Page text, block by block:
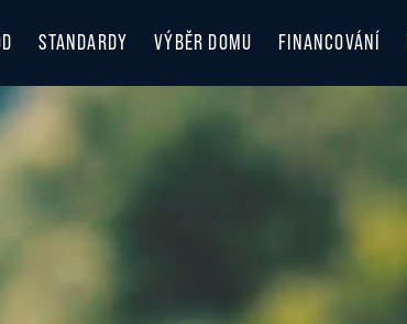
STANDARDY VÝBĚR DOMU FINANCOVÁNÍ